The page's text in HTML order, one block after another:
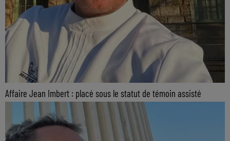
Affaire Jean Imbert : placé sous le statut de témoin assisté